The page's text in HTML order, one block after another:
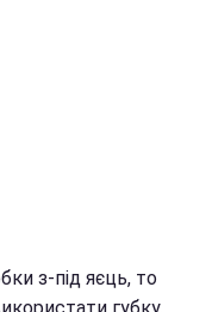
з-під яєць, то